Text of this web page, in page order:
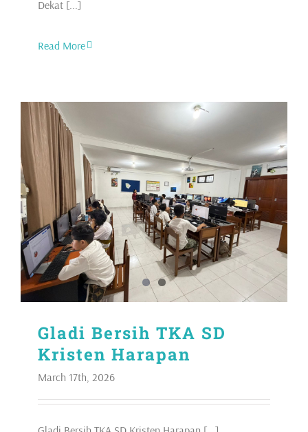
Dekat [...]
Read More
Gladi Bersih TKA SD
Kristen Harapan
March 17th, 2026